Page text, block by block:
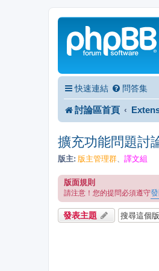
快速連結 問答集
討論區首頁
擴充功能問題討
版主: 版主管理群 譯文組
版面規則
請注意！您的提問必須遵守
發表主題